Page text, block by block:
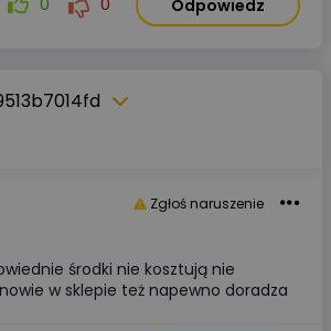
0 0 Odpowiedz
Zgłoś naruszenie
środki nie kosztują nie
w sklepie też napewno doradza